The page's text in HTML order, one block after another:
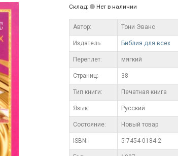
Склад: Нет в наличии
Автор: Тони Эванс
Издатель: Библия для всех
Переплет: мягкий
Cтраниц: 38
Тип книги: Печатная книга
Язык: Русский
Состояние: Новый товар
ISBN: 5-7454-0184-2